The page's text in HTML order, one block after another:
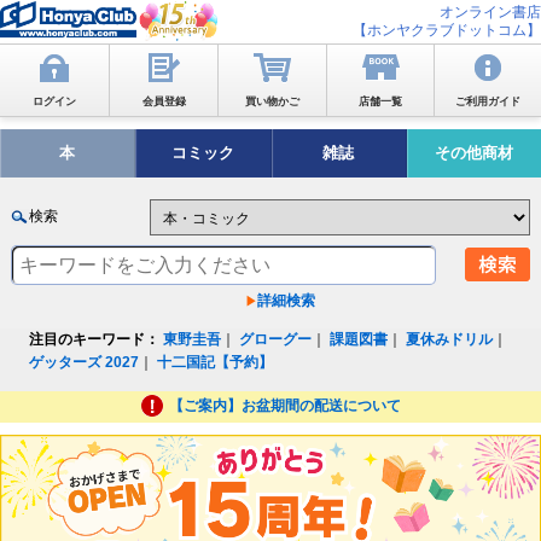
オンライン書店
【ホンヤクラブドットコム】
ログイン 会員登録 買い物かご 店舗一覧 ご利用ガイド
本 コミック 雑誌 その他商材
検索
詳細検索
注目のキーワード： 東野圭吾 グローグー ｜課題図書 ｜夏休みドリル｜
ゲッターズ 2027 ｜十二国記【予約】
【ご案内】お盆期間の配送について